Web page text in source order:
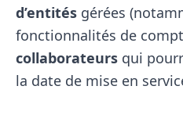
d’entités gérées
fonctionnalités de
collaborateurs qui
la date de mise en